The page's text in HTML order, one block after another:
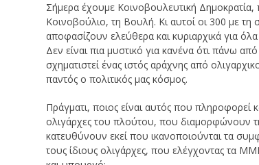
Σήμερα έχουμε Κοινοβουλευτική
Κοινοβούλιο, τη Βουλή. Κι αυτοί οι 300 με
αποφασίζουν ελεύθερα και κυριαρχικά για
Δεν είναι πια μυστικό για κανένα ότι πάνω
σχηματιστεί ένας ιστός αράχνης από
παντός ο πολιτικός μας κόσμος.
Πράγματι, ποιος είναι αυτός που
ολιγάρχες του πλούτου, που διαμορφώνουν
κατευθύνουν εκεί που ικανοποιούνται τα
τους ίδιους ολιγάρχες, που ελέγχοντας τα